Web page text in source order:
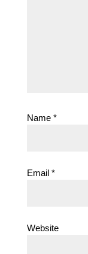
Name *
Email *
Website